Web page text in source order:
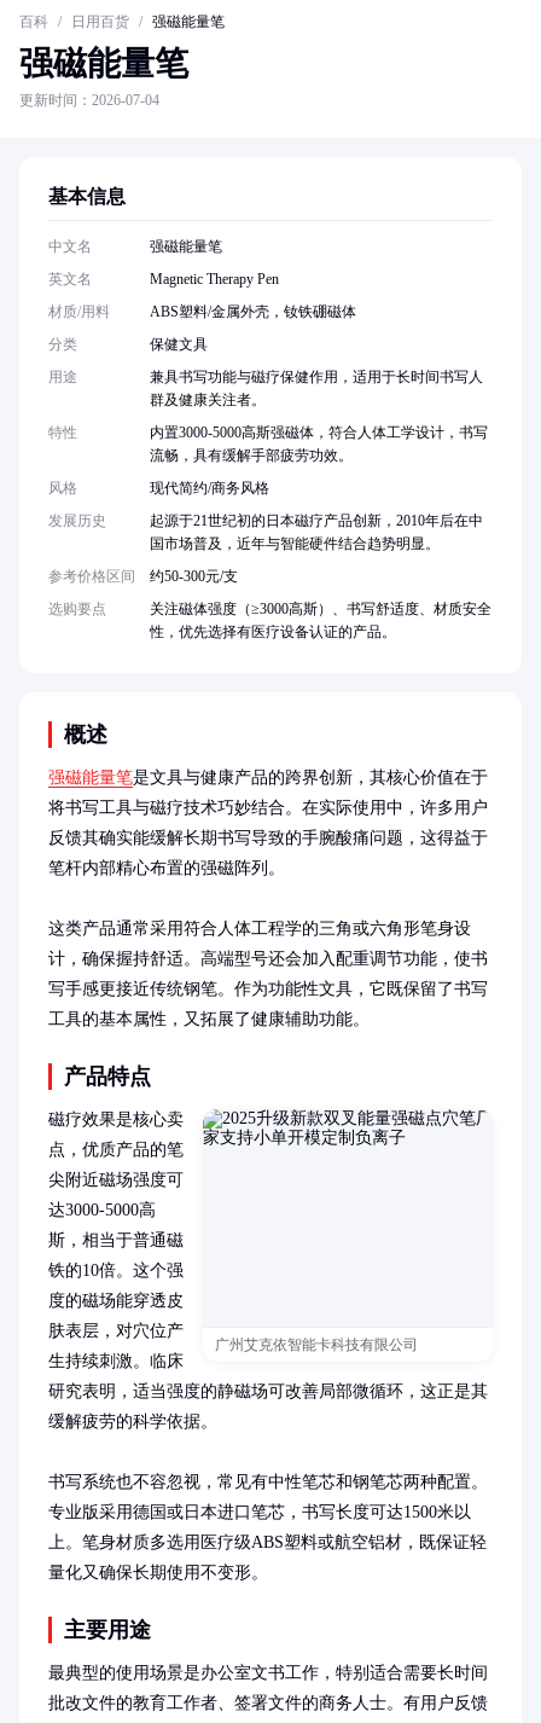
百科 / 日用百货 / 强磁能量笔
强磁能量笔
更新时间：2026-07-04
概述
强磁能量笔是文具与健康产品的跨界创新，其核心价值在于
将书写工具与磁疗技术巧妙结合。在实际使用中，许多用户
反馈其确实能缓解长期书写导致的手腕酸痛问题，这得益于
笔杆内部精心布置的强磁阵列。
这类产品通常采用符合人体工程学的三角或六角形笔身设
计，确保握持舒适。高端型号还会加入配重调节功能，使书
写手感更接近传统钢笔。作为功能性文具，它既保留了书写
工具的基本属性，又拓展了健康辅助功能。
产品特点
广州艾克依智能卡科技有限公司
磁疗效果是核心卖
点，优质产品的笔
尖附近磁场强度可
达3000-5000高
斯，相当于普通磁
铁的10倍。这个强
度的磁场能穿透皮
肤表层，对穴位产
生持续刺激。临床
研究表明，适当强度的静磁场可改善局部微循环，这正是其
缓解疲劳的科学依据。
书写系统也不容忽视，常见有中性笔芯和钢笔芯两种配置。
专业版采用德国或日本进口笔芯，书写长度可达1500米以
上。笔身材质多选用医疗级ABS塑料或航空铝材，既保证轻
量化又确保长期使用不变形。
主要用途
最典型的使用场景是办公室文书工作，特别适合需要长时间
批改文件的教育工作者、签署文件的商务人士。有用户反馈
基本信息
中文名
强磁能量笔
英文名
Magnetic Therapy Pen
材质/用料
ABS塑料/金属外壳，钕铁硼磁体
分类
保健文具
用途
兼具书写功能与磁疗保健作用，适用于长时间书写人
群及健康关注者。
特性
内置3000-5000高斯强磁体，符合人体工学设计，书写
流畅，具有缓解手部疲劳功效。
风格
现代简约/商务风格
发展历史
起源于21世纪初的日本磁疗产品创新，2010年后在中
国市场普及，近年与智能硬件结合趋势明显。
参考价格区间
约50-300元/支
选购要点
关注磁体强度（≥3000高斯）、书写舒适度、材质安全
性，优先选择有医疗设备认证的产品。